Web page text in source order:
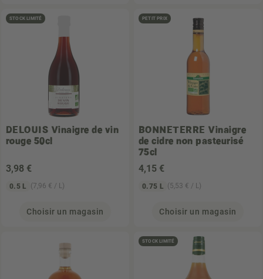
STOCK LIMITÉ
DELOUIS Vinaigre de vin
rouge 50cl
3,98 €
0.5 L (7,96 € / L)
Choisir un magasin
PETIT PRIX
BONNETERRE Vinaigre
de cidre non pasteurisé
75cl
4,15 €
0.75 L (5,53 € / L)
Choisir un magasin
STOCK LIMITÉ